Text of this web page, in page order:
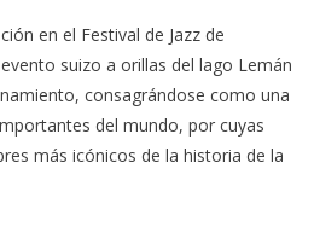
en el Festival de Jazz de
suizo a orillas del lago Lemán
consagrándose como una
del mundo, por cuyas
más icónicos de la historia de la